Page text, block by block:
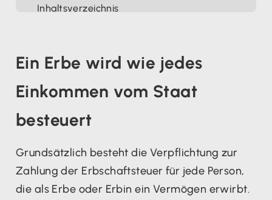
Inhaltsverzeichnis
Ein Erbe wird wie jedes
Einkommen vom Staat
besteuert
Grundsätzlich besteht die Verpflichtung zur
Zahlung der Erbschaftsteuer für jede Person,
die als Erbe oder Erbin ein Vermögen erwirbt.